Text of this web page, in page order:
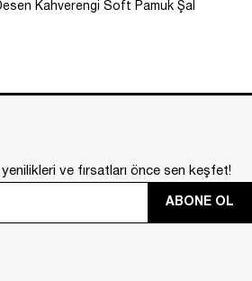
Kahverengi Soft Pamuk Şal
ve fırsatları önce sen keşfet!
ABONE OL